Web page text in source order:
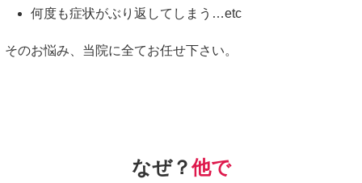
何度も症状がぶり返してしまう…etc
そのお悩み、当院に全てお任せ下さい。
なぜ？他で